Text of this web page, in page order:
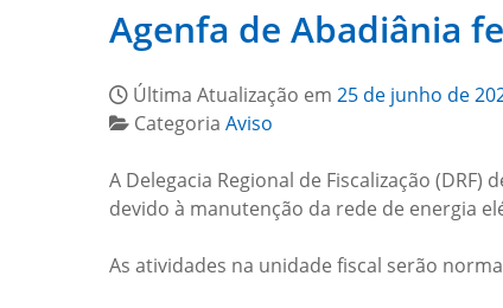
Agenfa de Abadiânia
Última Atualização em 25 de junho de
Categoria Aviso
A Delegacia Regional de Fiscalização
devido à manutenção da rede de energia
As atividades na unidade fiscal serão